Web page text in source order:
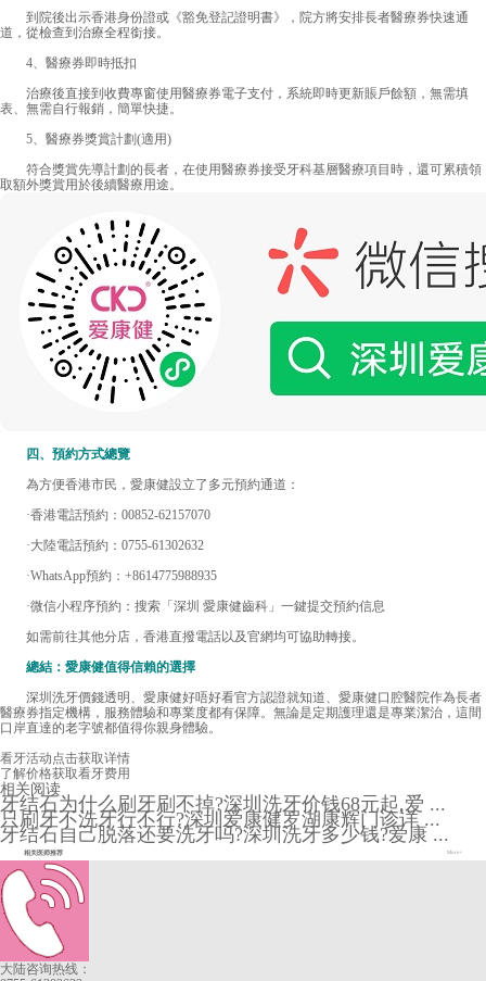
到院後出示香港身份證或《豁免登記證明書》，院方將安排長者醫療券快速通
道，從檢查到治療全程銜接。
4、醫療券即時抵扣
治療後直接到收費專窗使用醫療券電子支付，系統即時更新賬戶餘額，無需填
表、無需自行報銷，簡單快捷。
5、醫療券獎賞計劃(適用)
符合獎賞先導計劃的長者，在使用醫療券接受牙科基層醫療項目時，還可累積領
取額外獎賞用於後續醫療用途。
四、預約方式總覽
為方便香港市民，愛康健設立了多元預約通道：
·香港電話預約：00852-62157070
·大陸電話預約：0755-61302632
·WhatsApp預約：+8614775988935
·微信小程序預約：搜索「深圳 愛康健齒科」一鍵提交預約信息
如需前往其他分店，香港直撥電話以及官網均可協助轉接。
總結：愛康健值得信賴的選擇
深圳洗牙價錢透明、愛康健好唔好看官方認證就知道、愛康健口腔醫院作為長者
醫療券指定機構，服務體驗和專業度都有保障。無論是定期護理還是專業潔治，這間
口岸直達的老字號都值得你親身體驗。
看牙活动点击获取详情
了解价格获取看牙费用
相关阅读
牙结石为什么刷牙刷不掉?深圳洗牙价钱68元起,爱 ...
只刷牙不洗牙行不行?深圳爱康健罗湖康辉门诊详 ...
牙结石自己脱落还要洗牙吗?深圳洗牙多少钱?爱康 ...
相关医师推荐 More+
大陆咨询热线：